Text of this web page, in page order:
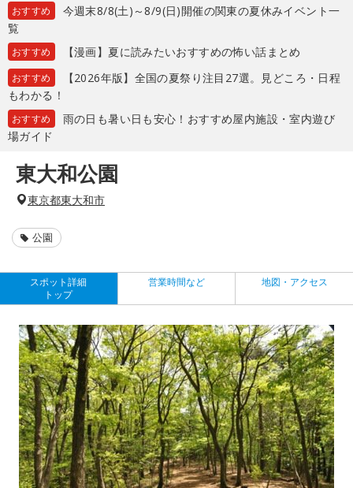
おすすめ
今週末8/8(土)～8/9(日)開催の関東の夏休みイベント一
覧
おすすめ 【漫画】夏に読みたいおすすめの怖い話まとめ
おすすめ
【2026年版】全国の夏祭り注目27選。見どころ・日程
もわかる！
おすすめ
雨の日も暑い日も安心！おすすめ屋内施設・室内遊び
場ガイド
東大和公園
東京都東大和市
公園
スポット詳細
トップ
営業時間など 地図・アクセス